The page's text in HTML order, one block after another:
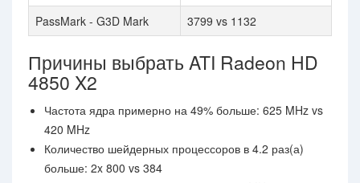
PassMark - G3D Mark
3799 vs 1132
Причины выбрать ATI Radeon HD
4850 X2
Частота ядра примерно на 49% больше: 625 MHz vs
420 MHz
Количество шейдерных процессоров в 4.2 раз(а)
больше: 2x 800 vs 384